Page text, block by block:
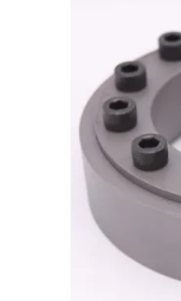
PRIVACY